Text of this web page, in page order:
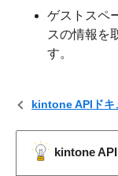
kintone APIドキ
kintone
ゲストスペ
スの情報を
す。